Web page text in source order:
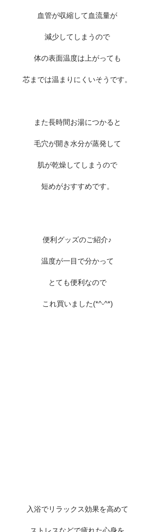
血管が収縮して血流量が
減少してしまうので
体の表面温度は上がっても
芯までは温まりにくいそうです。
また長時間お湯につかると
毛穴が開き水分が蒸発して
肌が乾燥してしまうので
短めがおすすめです。
便利グッズのご紹介♪
温度が一目で分かって
とても便利なので
これ買いました(*^-^*)
入浴でリラックス効果を高めて